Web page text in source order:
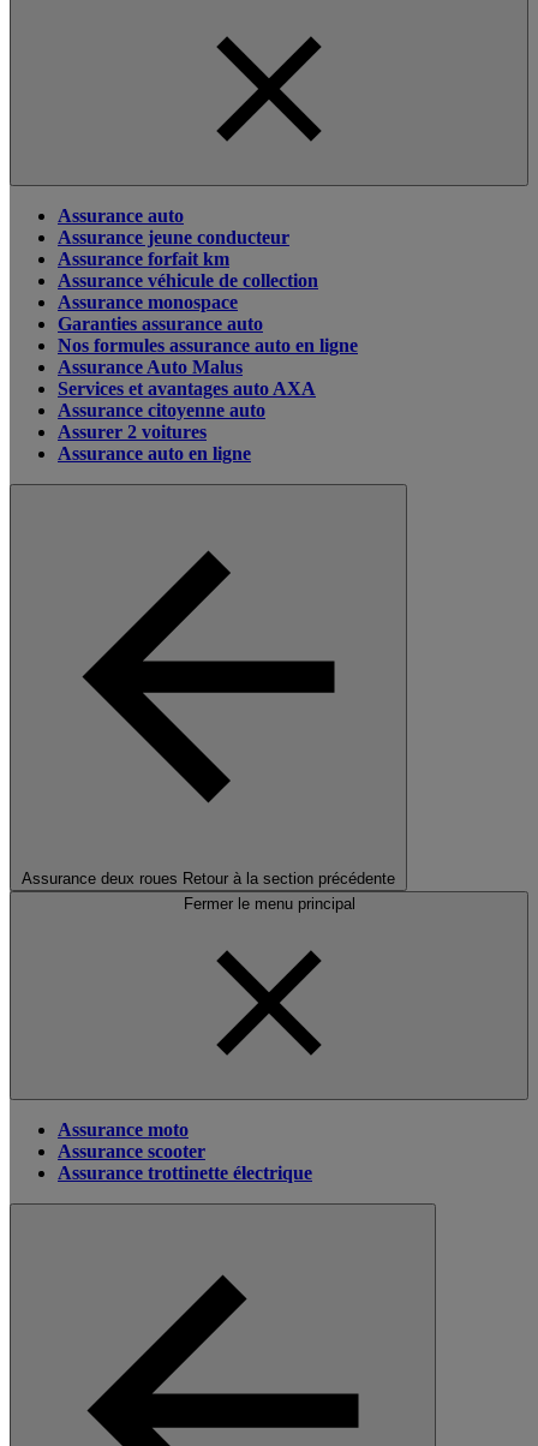
Assurance auto
Assurance jeune conducteur
Assurance forfait km
Assurance véhicule de collection
Assurance monospace
Garanties assurance auto
Nos formules assurance auto en ligne
Assurance Auto Malus
Services et avantages auto AXA
Assurance citoyenne auto
Assurer 2 voitures
Assurance auto en ligne
Assurance deux roues Retour à la section précédente
Fermer le menu principal
Assurance moto
Assurance scooter
Assurance trottinette électrique